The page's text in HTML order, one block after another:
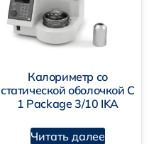
Калориметр со
статической оболочкой C
1 Package 3/10 IKA
Читать далее